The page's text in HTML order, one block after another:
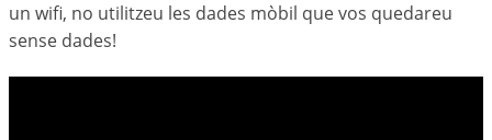
un wifi, no utilitzeu les dades mòbil que vos quedareu
sense dades!